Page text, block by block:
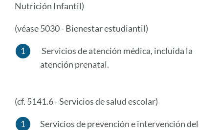
Nutrición Infantil)
(véase 5030 - Bienestar estudiantil)
Servicios de atención médica, incluida la
atención prenatal.
(cf. 5141.6 - Servicios de salud escolar)
Servicios de prevención e intervención del